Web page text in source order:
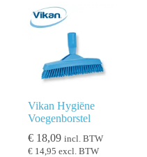
Vikan Hygiëne
Voegenborstel
€ 18,09 incl. BTW
€ 14,95 excl. BTW